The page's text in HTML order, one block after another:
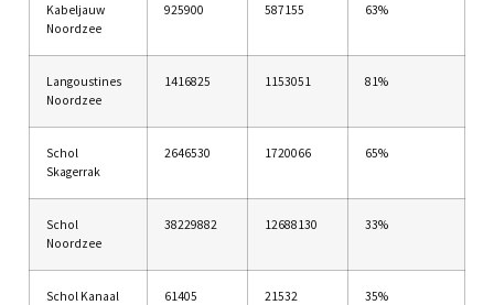
Kabeljauw
Noordzee
925900 587155 63%
Langoustines
Noordzee
1416825 1153051 81%
Schol
Skagerrak
2646530 1720066 65%
Schol
Noordzee
38229882 12688130 33%
Schol Kanaal 61405 21532 35%